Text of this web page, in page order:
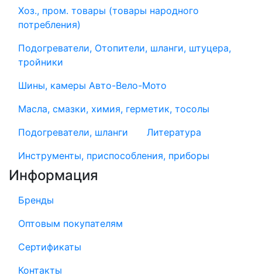
Хоз., пром. товары (товары народного
потребления)
Подогреватели, Отопители, шланги, штуцера,
тройники
Шины, камеры Авто-Вело-Мото
Масла, смазки, химия, герметик, тосолы
Подогреватели, шланги
Литература
Инструменты, приспособления, приборы
Информация
Бренды
Оптовым покупателям
Сертификаты
Контакты